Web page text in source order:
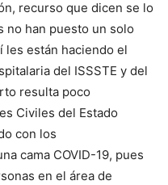
recurso que dicen se lo
no han puesto un solo
les están haciendo el
del ISSSTE y del
resulta poco
Civiles del Estado
con los
cama COVID-19, pues
en el área de